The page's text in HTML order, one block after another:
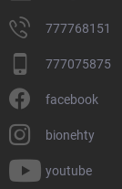
777768151
777075875
facebook
bionehty
youtube